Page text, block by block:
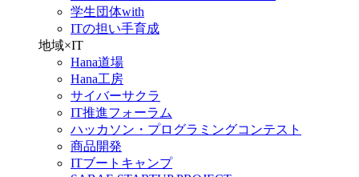
学生団体with
ITの担い手育成
地域×IT
Hana道場
Hana工房
サイバーサクラ
IT推進フォーラム
ハッカソン・プログラミングコンテスト
商品開発
ITブートキャンプ